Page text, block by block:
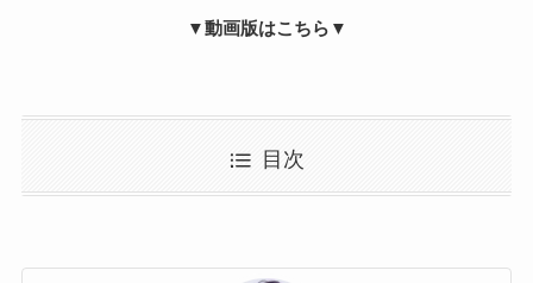
▼動画版はこちら▼
目次